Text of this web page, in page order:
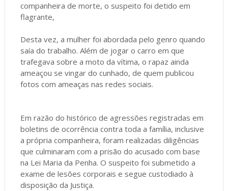
companheira de morte, o suspeito foi detido em
flagrante,
Desta vez, a mulher foi abordada pelo genro quando
saía do trabalho. Além de jogar o carro em que
trafegava sobre a moto da vítima, o rapaz ainda
ameaçou se vingar do cunhado, de quem publicou
fotos com ameaças nas redes sociais.
Em razão do histórico de agressões registradas em
boletins de ocorrência contra toda a família, inclusive
a própria companheira, foram realizadas diligências
que culminaram com a prisão do acusado com base
na Lei Maria da Penha. O suspeito foi submetido a
exame de lesões corporais e segue custodiado à
disposição da Justiça.